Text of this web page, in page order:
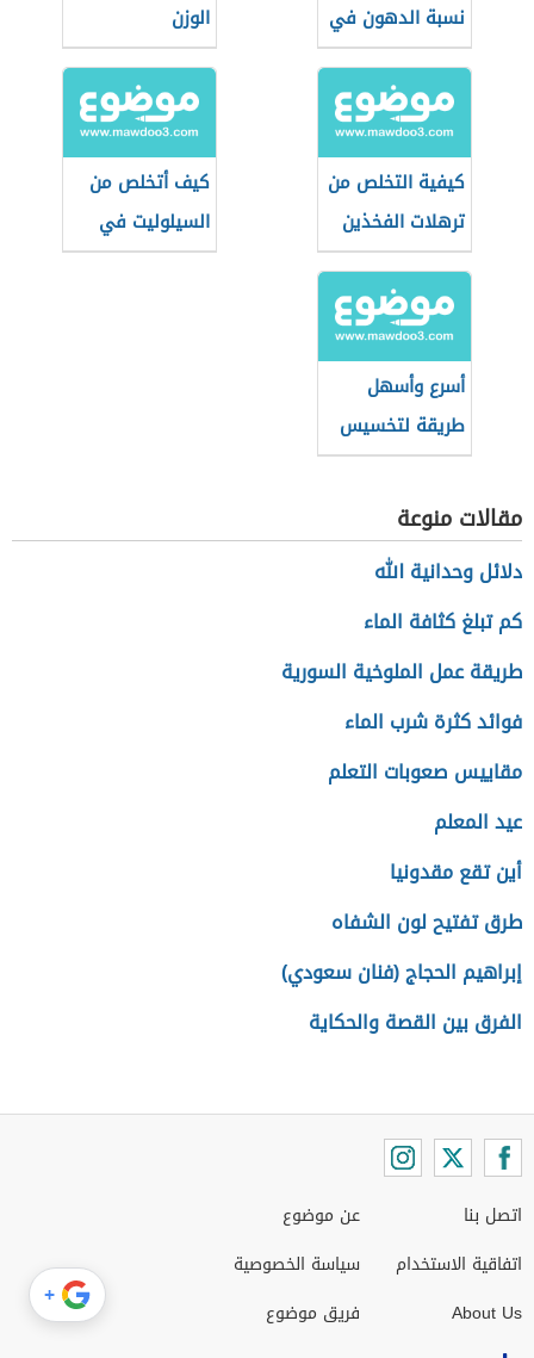
نسبة الدهون في
الجسم
الوزن
كيفية التخلص من
ترهلات الفخذين
كيف أتخلص من
السيلوليت في
الأرداف
أسرع وأسهل
طريقة لتخسيس
الأرداف
مقالات منوعة
دلائل وحدانية الله
كم تبلغ كثافة الماء
طريقة عمل الملوخية السورية
فوائد كثرة شرب الماء
مقاييس صعوبات التعلم
عيد المعلم
أين تقع مقدونيا
طرق تفتيح لون الشفاه
إبراهيم الحجاج (فنان سعودي)
الفرق بين القصة والحكاية
اتصل بنا
اتفاقية الاستخدام
About Us
عن موضوع
سياسة الخصوصية
فريق موضوع
+